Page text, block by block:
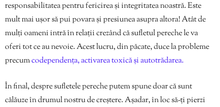
responsabilitatea pentru fericirea și integritatea noastră. Este
mult mai ușor să pui povara și presiunea asupra altora! Atât de
mulți oameni intră în relații crezând că sufletul pereche le va
oferi tot ce au nevoie. Acest lucru, din păcate, duce la probleme
precumcodependența, activarea toxică și autotrădarea.
În final, despre sufletele pereche putem spune doar că sunt
călăuze în drumul nostru de creștere. Așadar, în loc să-ți pierzi